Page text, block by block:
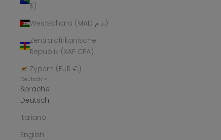
$)
Westsahara (MAD د.م.)
Zentralafrikanische
Republik (XAF CFA)
Zypern (EUR €)
Deutsch
Sprache
Deutsch
Italiano
English